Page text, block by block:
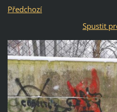
Předchozí
Spustit